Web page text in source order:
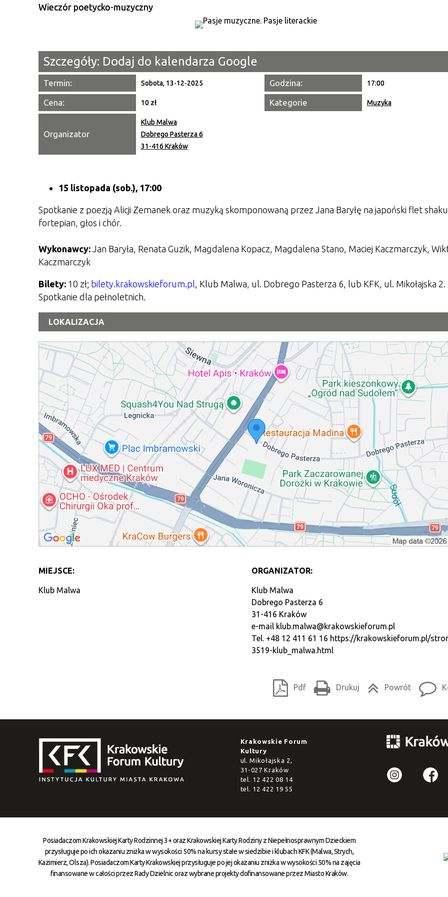
Wieczór poetycko-muzyczny
Szczegóły: Dodaj do kalendarza Google
Termin: Sobota, 13-12-2025 Godzina: 17:00
Cena: 10 zł Kategorie Muzyka
Organizator
Klub Malwa
Dobrego Pasterza 6
31-416 Kraków
15 listopada (sob.), 17:00
Spotkanie z poezją Alicji Zemanek oraz muzyką skomponowaną przez Jana Baryłę na japoński flet
fortepian, głos i chór.
Wykonawcy:Jan Baryła, Renata Guzik, Magdalena Kopacz, Magdalena Stano, Maciej Kaczmarczyk,
Kaczmarczyk
Bilety:10 zł; bilety.krakowskieforum.pl, Klub Malwa, ul. Dobrego Pasterza 6, lub KFK, ul. Mikołajska 2.
Spotkanie dla pełnoletnich.
LOKALIZACJA
MIEJSCE:
Klub Malwa
ORGANIZATOR:
Klub Malwa
Dobrego Pasterza 6
31-416 Kraków
e-mail klub.malwa@krakowskieforum.pl
Tel. +48 12 411 61 16 https://krakowskieforum.pl/
3519-klub_malwa.html
Pdf Drukuj Powrót
Krakowskie Forum
Kultury
ul. Mikołajska 2,
31-027 Kraków
tel. 12 422 08 14
tel. 12 422 19 55
Posiadaczom Krakowskiej Karty Rodzinnej 3+ oraz Krakowskiej Karty Rodziny z Niepełnosprawnym Dzieckiem
przysługuje po ich okazaniu zniżka w wysokości 50% na kursy stałe w siedzibie i klubach KFK (Malwa, Strych,
Kazimierz, Olsza). Posiadaczom Karty Krakowskiej przysługuje po jej okazaniu zniżka w wysokości 50% na zajęcia
finansowane w całości przez Rady Dzielnic oraz wybrane projekty dofinansowane przez Miasto Kraków.